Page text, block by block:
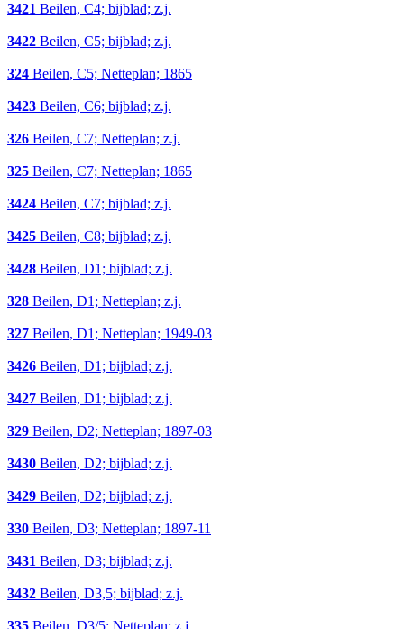
3421 Beilen, C4; bijblad; z.j.
3422 Beilen, C5; bijblad; z.j.
324 Beilen, C5; Netteplan; 1865
3423 Beilen, C6; bijblad; z.j.
326 Beilen, C7; Netteplan; z.j.
325 Beilen, C7; Netteplan; 1865
3424 Beilen, C7; bijblad; z.j.
3425 Beilen, C8; bijblad; z.j.
3428 Beilen, D1; bijblad; z.j.
328 Beilen, D1; Netteplan; z.j.
327 Beilen, D1; Netteplan; 1949-03
3426 Beilen, D1; bijblad; z.j.
3427 Beilen, D1; bijblad; z.j.
329 Beilen, D2; Netteplan; 1897-03
3430 Beilen, D2; bijblad; z.j.
3429 Beilen, D2; bijblad; z.j.
330 Beilen, D3; Netteplan; 1897-11
3431 Beilen, D3; bijblad; z.j.
3432 Beilen, D3,5; bijblad; z.j.